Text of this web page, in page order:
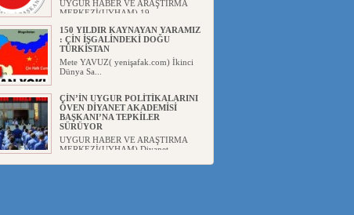
UYGUR HABER VE ARAŞTIRMA
MERKEZİ(UYHAM) 19...
150 YILDIR KAYNAYAN YARAMIZ
: ÇİN İŞGALİNDEKİ DOĞU
TÜRKİSTAN
Mete YAVUZ( yenişafak.com) İkinci
Dünya Sa...
ÇİN’İN UYGUR POLİTİKALARINI
ÖVEN DİYANET AKADEMİSİ
BAŞKANI’NA TEPKİLER
SÜRÜYOR
UYGUR HABER VE ARAŞTIRMA
MERKEZİ(UYHAM) Diyanet
MHP’DEN URUMÇİ KATLİAMI